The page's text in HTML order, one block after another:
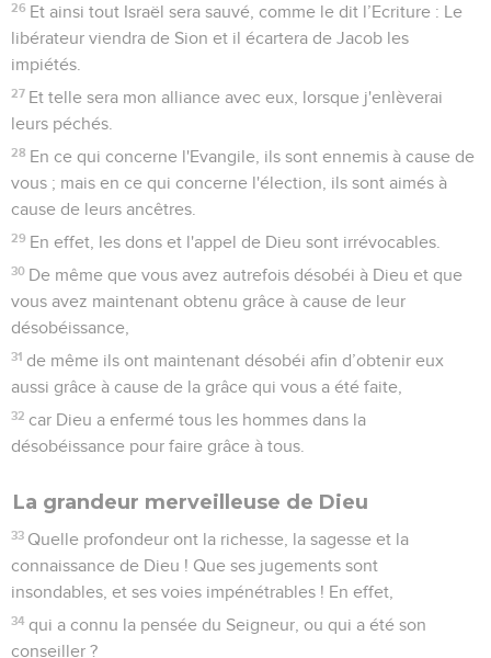
Ne devez rien à personne, si ce n'est de vous aimer les uns
les autres, car celui qui aime les autres a accompli la loi.
d'adultère, tu ne commettras pas de meurtre, tu ne
commettras pas de vol, [tu ne porteras pas de faux
témoignage, ] tu ne convoiteras pas, ainsi que tous les
autres, se résument dans cette parole : Tu aimeras ton
prochain comme toi-même.
10 L'amour ne fait pas de mal au prochain ; l'amour est donc
l'accomplissement de la loi.
Être prêt pour la venue du Christ
11 Cela est d'autant plus important que vous savez quel
temps nous vivons : c'est l'heure de vous réveiller enfin du
sommeil, car maintenant le salut est plus près de nous qu’au
moment où nous avons cru.
nous donc des œuvres des ténèbres et revêtons les armes
de la lumière.
Conduisons-nous honnêtement, comme en plein jour,
sans orgies ni ivrognerie, sans immoralité ni débauche, sans
dispute ni jalousie.
Mais revêtez-vous du Seigneur Jésus-Christ et ne vous